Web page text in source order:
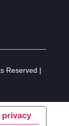
Reserved |